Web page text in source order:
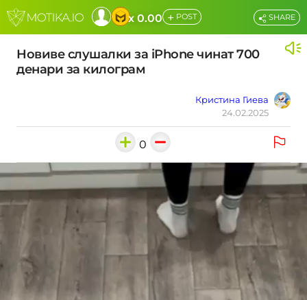
x 0.00 + POST
Новиве слушалки за iPhone чинат 700
денари за килограм
Кристина Гиева
24.02.2025
SHARE
0